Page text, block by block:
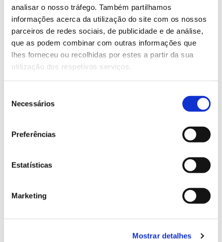
analisar o nosso tráfego. Também partilhamos
informações acerca da utilização do site com os nossos
parceiros de redes sociais, de publicidade e de análise,
que as podem combinar com outras informações que
lhes forneceu ou recolhidas por estes a partir da sua
utilização dos respetivos serviços.
Necessários
Preferências
Estatísticas
Marketing
Mostrar detalhes
As associações, como é o caso da APIGRAF –
Associação Portuguesa das Indústrias Gráficas e
Transformadoras do Papel, sabem bem o quanto é
difícil alterar “narrativas” mesmo face à verdade mais
evidente, seja qual for o interlocutor, individual ou
coletivo, incluindo o estatal.
apesar da informação existente sobre o diferente
resultado da leitura em suportes impressos ou
– Sabemo-lo no caso de todo o debate em matéria
ponderar as reais vantagens da reutilização, da
impacte ambiental em sentido lato, sem atender a
“narrativas” construídas sobre perceções em vez de
– Sabemo-lo quando falamos da indústria gráfica,